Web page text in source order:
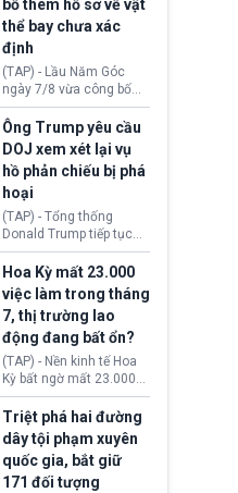
Quốc.
quyền tự ý xây phòng
khiêu vũ mới rộng
khoảng 90.000 feet
vuông tại khu vực Cánh
Đông Nhà Trắng.
bố thêm hồ sơ về vật
thể bay chưa xác
định
(TAP) - Lầu Năm Góc
ngày 7/8 vừa công bố
thêm 41 hồ sơ liên quan
đến UFO hay còn được
gọi là hiện tượng bất
thường chưa xác định
(UAP). Những tài liệu này
bao gồm hình ảnh,
video, báo cáo từ nhiều
cơ quan khác nhau như
Cục Điều tra Liên bang
(FBI), Cơ quan Tình báo
Trung ương (CIA) và Bộ
Ngoại giao (DOS).
Ông Trump yêu cầu
DOJ xem xét lại vụ
hồ phản chiếu bị phá
hoại
(TAP) - Tổng thống
Donald Trump tiếp tục
cho rằng, hồ phản chiếu
trước Đài tưởng niệm
Lincoln bị phá hoại. Lãnh
đạo Nhà Trắng yêu cầu
Bộ Tư pháp (DOJ) xem
xét lại quyết định hủy
truy tố những cá nhân bị
nghi ngờ làm hư hại
công trình.
Hoa Kỳ mất 23.000
việc làm trong tháng
7, thị trường lao
động đang bất ổn?
(TAP) - Nền kinh tế Hoa
Kỳ bất ngờ mất 23.000
việc làm vào tháng 7,
cho thấy thị trường lao
động có dấu hiệu suy
yếu sau thời gian duy trì
tương đối ổn định suốt
nửa năm 2026.
Triệt phá hai đường
dây tội phạm xuyên
quốc gia, bắt giữ
171 đối tượng